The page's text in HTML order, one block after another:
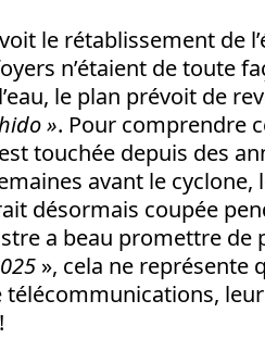
le rétablissement de
n’étaient de toute
le plan prévoit de
». Pour comprendre
touchée depuis des
avant le
désormais coupée
a beau promettre de
», cela ne représente